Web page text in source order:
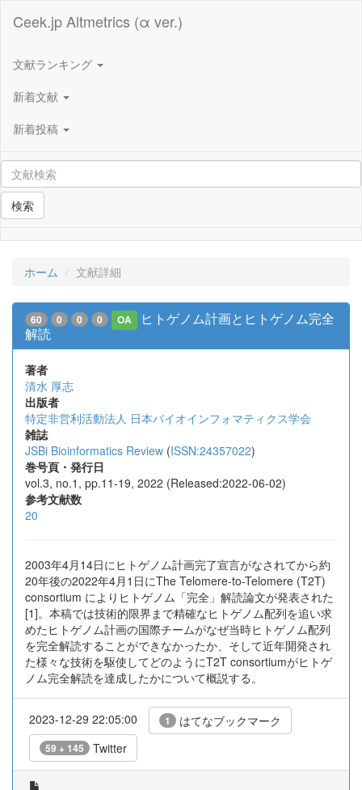
Ceek.jp Altmetrics (α ver.)
文献ランキング
新着文献
新着投稿
検索
ホーム 文献詳細
60 0 0 0 OA
ヒトゲノム計画とヒトゲノム完全
解読
著者
清水 厚志
出版者
特定非営利活動法人 日本バイオインフォマティクス学会
雑誌
JSBi Bioinformatics Review (ISSN:24357022)
巻号頁・発行日
vol.3, no.1, pp.11-19, 2022 (Released:2022-06-02)
参考文献数
20
2003年4月14日にヒトゲノム計画完了宣言がなされてから約
20年後の2022年4月1日にThe Telomere-to-Telomere (T2T)
consortium によりヒトゲノム「完全」解読論文が発表された
[1]。本稿では技術的限界まで精確なヒトゲノム配列を追い求
めたヒトゲノム計画の国際チームがなぜ当時ヒトゲノム配列
を完全解読することができなかったか、そして近年開発され
た様々な技術を駆使してどのようにT2T consortiumがヒトゲ
ノム完全解読を達成したかについて概説する。
2023-12-29 22:05:00 1 はてなブックマーク
59 + 145 Twitter